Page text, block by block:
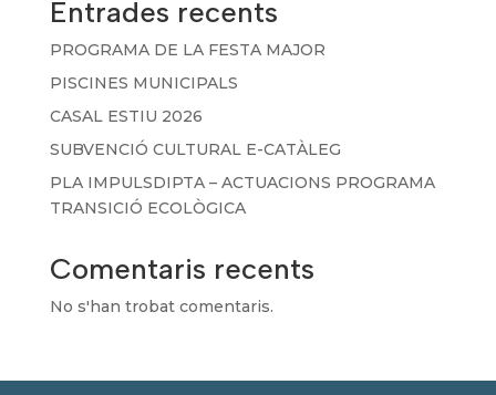
Entrades recents
PROGRAMA DE LA FESTA MAJOR
PISCINES MUNICIPALS
CASAL ESTIU 2026
SUBVENCIÓ CULTURAL E-CATÀLEG
PLA IMPULSDIPTA – ACTUACIONS PROGRAMA
TRANSICIÓ ECOLÒGICA
Comentaris recents
No s'han trobat comentaris.